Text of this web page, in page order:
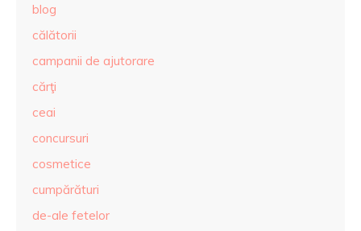
blog
călătorii
campanii de ajutorare
cărţi
ceai
concursuri
cosmetice
cumpărături
de-ale fetelor